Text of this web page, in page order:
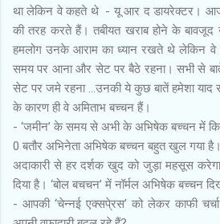
था लेकिन वे कहते थे - यू आर द डायरेक्टर। आज
की तरह करते हैं। तबीयत खराब होने के बावजूद
हमलोग उनके आराम का ध्यान रखते थे लेकिन वे
समय पर आना और सेट पर बैठे रहना। सभी से
सेट पर जमे रहना ...उनकी ये कुछ बातें हमेशा याद
के कारण ही वे अमिताभ बच्चन हैं।
- ‘जमीन’ के समय से अभी के अभिषेक बच्चन में
0 बतौर अभिनेता अभिषेक बच्चन बहुत खुल गया
अदाकारी से हर दर्शक खुद को जुड़ा महसूस
दिया है। ‘बोल बचचन’ में नॉर्मल अभिषेक बच्चन
- आपकी ‘चेन्नई एक्सपे्रस’ को लेकर काफी